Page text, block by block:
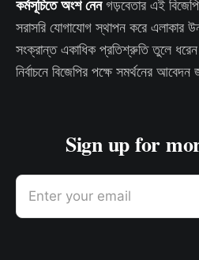
কর্মসূচিতে অংশ নেনগড়বেতার এই বিজেপি
সরাসরি যোগাযোগ স্থাপন করে এলাকার
সংক্রান্ত একাধিক প্রতিশ্রুতি তুলে
নির্বাচনে বিজেপির পক্ষে সমর্থনের আবেদন
Sign up for
Enter your email